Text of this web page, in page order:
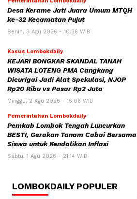
Desa Kerame Jati Juara Umum MTQH
ke-32 Kecamatan Pujut
Senin, 3 Agu 2026 - 10:36 WIB
Kasus Lombokdaily
KEJARI BONGKAR SKANDAL TANAH
WISATA LOTENG PMA Cangkang
Dicurigai Jadi Alat Spekulasi, NJOP
Rp20 Ribu vs Pasar Rp2 Juta
Minggu, 2 Agu 2026 - 15:06 WIB
Pemerintahan Lombokdaily
Pemkab Lombok Tengah Luncurkan
BESTI, Gerakan Tanam Cabai Bersama
Siswa untuk Kendalikan Inflasi
Sabtu, 1 Agu 2026 - 21:14 WIB
LOMBOKDAILY POPULER